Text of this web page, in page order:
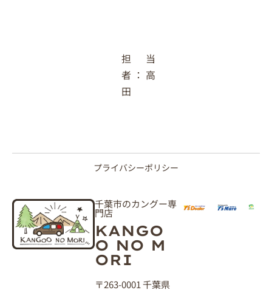
担当
者：高
田
プライバシーポリシー
千葉市のカングー専
門店
KANGO
O NO M
ORI
〒263-0001 千葉県